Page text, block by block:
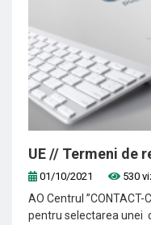
01/10/2021 530
AO Centrul
pentru selectarea unei